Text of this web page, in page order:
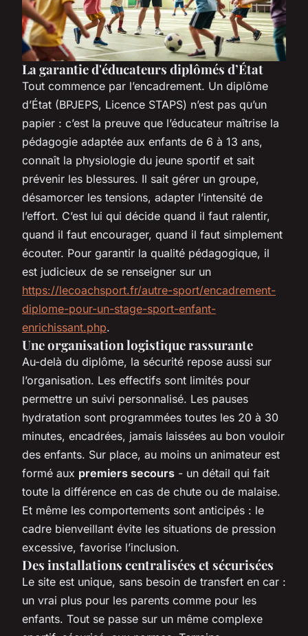
La garantie d'éducateurs diplômés d’État
Tout commence par l’encadrement. Un diplôme
d’État (BPJEPS, Licence STAPS) n’est pas qu’un
papier : c’est la preuve que l’éducateur maîtrise la
pédagogie adaptée aux enfants de 6 à 13 ans,
connaît la physiologie du jeune sportif et sait
prévenir les blessures. Il sait gérer un groupe,
désamorcer les tensions, adapter l’intensité de
l’effort. C’est lui qui décide quand il faut ralentir,
quand il faut encourager, quand il faut simplement
écouter. Pour garantir la qualité pédagogique, il
est judicieux de se renseigner sur un
https://lecoachsport.fr/autre-sport/encadrement-
diplome-pour-un-stage-sport-enfant-
enrichissant.php.
Une organisation logistique rassurante
Au-delà du diplôme, la sécurité repose aussi sur
l’organisation. Les effectifs sont limités pour
permettre un suivi personnalisé. Les pauses
hydratation sont programmées toutes les 20 à 30
minutes, encadrées, jamais laissées au bon vouloir
des enfants. Sur place, au moins un animateur est
formé aux premiers secours - un détail qui fait
toute la différence en cas de chute ou de malaise.
Et même les comportements sont anticipés : le
cadre bienveillant évite les situations de pression
excessive, favorise l’inclusion.
Des installations centralisées et sécurisées
Le site est unique, sans besoin de transfert en car :
un vrai plus pour les parents comme pour les
enfants. Tout se passe sur un même complexe